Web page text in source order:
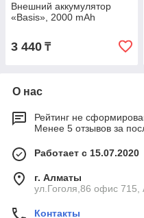
Внешний аккумулятор
«Basis», 2000 mAh
3 440 ₸
О нас
Рейтинг не
Менее 5 отзывов за
Работает с 15.07.2020
г. Алматы
ул.Гоголя,86 офис 715,
Контакты